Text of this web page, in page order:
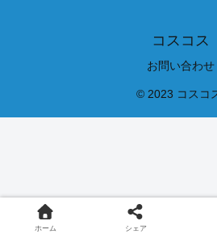
コスコス
お問い合わせ
© 2023 コスコ
ホーム シェア